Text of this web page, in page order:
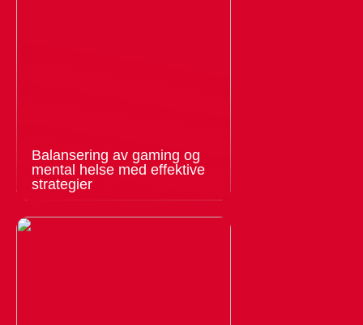
Balansering av gaming og
mental helse med effektive
strategier